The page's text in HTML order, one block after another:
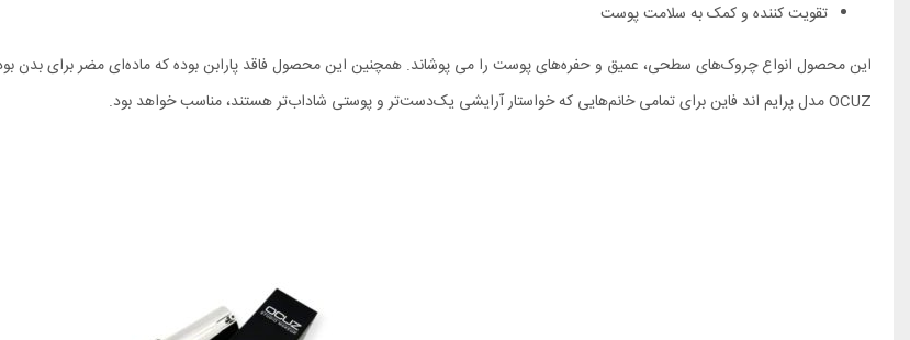
تقویت کننده و کمک به سلامت پوست
این محصول انواع چروک‌های سطحی، عمیق و حفره‌های پوست را می ‌پوشاند. همچنین این محصول فاقد پارابن بوده که ماده‌ای مضر برای بدن بوده
OCUZ مدل پرایم اند فاین برای تمامی خانم‌هایی که خواستار آرایشی یک‌دست‌تر و پوستی شاداب‌تر هستند، مناسب خواهد بود.